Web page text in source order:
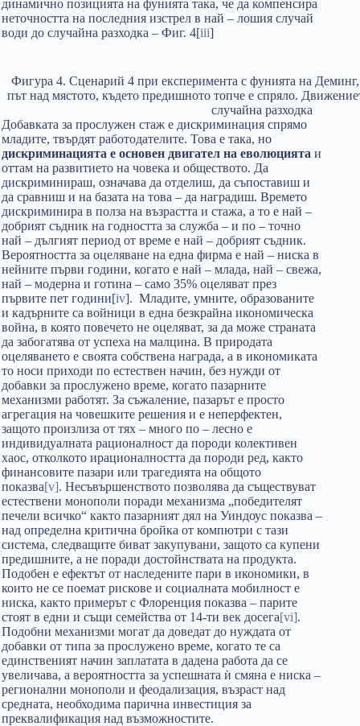
динамично позицията на фунията така, че да компенсира
неточността на последния изстрел в най – лошия случай
води до случайна разходка – Фиг. 4[iii]
Фигура 4. Сценарий 4 при експеримента с фунията на Деминг,
път над мястото, където предишното топче е спряло.
случайна разходка
Добавката за прослужен стаж е дискриминация спрямо
младите, твърдят работодателите. Това е така, но
дискриминацията е основен двигател на еволюцията и
оттам на развитието на човека и обществото. Да
дискриминираш, означава да отделиш, да съпоставиш и
да сравниш и на базата на това – да наградиш. Времето
дискриминира в полза на възрастта и стажа, а то е най –
добрият съдник на годността за служба – и по – точно
най – дългият период от време е най – добрият съдник.
Вероятността за оцеляване на една фирма е най – ниска в
нейните първи години, когато е най – млада, най – свежа,
най – модерна и готина – само 35% оцеляват през
първите пет години[iv]. Младите, умните, образованите
и кадърните са войници в една безкрайна икономическа
война, в която повечето не оцеляват, за да може страната
да забогатява от успеха на малцина. В природата
оцеляването е своята собствена награда, а в икономиката
то носи приходи по естествен начин, без нужди от
добавки за прослужено време, когато пазарните
механизми работят. За съжаление, пазарът е просто
агрегация на човешките решения и е неперфектен,
защото произлиза от тях – много по – лесно е
индивидуалната рационалност да породи колективен
хаос, отколкото ирационалността да породи ред, както
финансовите пазари или трагедията на общото
показва[v]. Несъвършенството позволява да съществуват
естествени монополи поради механизма „победителят
печели всичко“ както пазарният дял на Уиндоус показва –
над определна критична бройка от компютри с тази
система, следващите биват закупувани, защото са купени
предишните, а не поради достойнствата на продукта.
Подобен е ефектът от наследените пари в икономики, в
които не се поемат рискове и социалната мобилност е
ниска, както примерът с Флоренция показва – парите
стоят в едни и същи семейства от 14-ти век досега[vi].
Подобни механизми могат да доведат до нуждата от
добавки от типа за прослужено време, когато те са
единственият начин заплатата в дадена работа да се
увеличава, а вероятността за успешната ѝ смяна е ниска –
регионални монополи и феодализация, възраст над
средната, необходима парична инвестиция за
преквалификация над възможностите.